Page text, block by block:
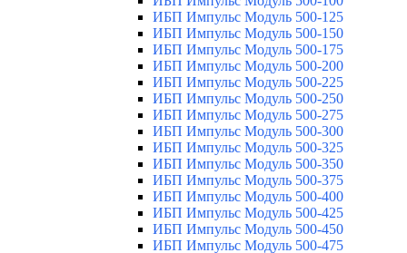
ИБП Импульс Модуль 500-125
ИБП Импульс Модуль 500-150
ИБП Импульс Модуль 500-175
ИБП Импульс Модуль 500-200
ИБП Импульс Модуль 500-225
ИБП Импульс Модуль 500-250
ИБП Импульс Модуль 500-275
ИБП Импульс Модуль 500-300
ИБП Импульс Модуль 500-325
ИБП Импульс Модуль 500-350
ИБП Импульс Модуль 500-375
ИБП Импульс Модуль 500-400
ИБП Импульс Модуль 500-425
ИБП Импульс Модуль 500-450
ИБП Импульс Модуль 500-475